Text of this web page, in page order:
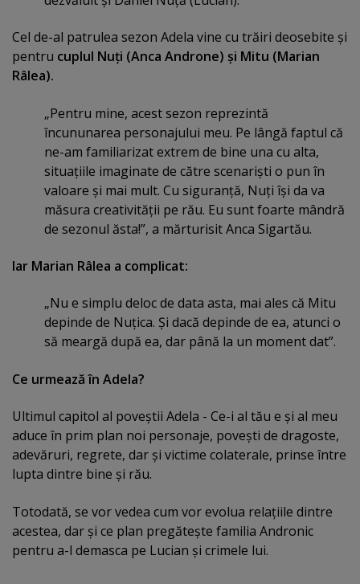
Cel de-al patrulea sezon Adela vine cu trăiri deosebite şi
pentru cuplul Nuţi (Anca Androne) şi Mitu (Marian
Râlea).
„Pentru mine, acest sezon reprezintă
încununarea personajului meu. Pe lângă faptul că
ne-am familiarizat extrem de bine una cu alta,
situaţiile imaginate de către scenarişti o pun în
valoare şi mai mult. Cu siguranţă, Nuţi îşi da va
măsura creativităţii pe rău. Eu sunt foarte mândră
de sezonul ăsta!”, a mărturisit Anca Sigartău.
Iar Marian Râlea a complicat:
„Nu e simplu deloc de data asta, mai ales că Mitu
depinde de Nuţica. Şi dacă depinde de ea, atunci o
să meargă după ea, dar până la un moment dat”.
Ce urmează în Adela?
Ultimul capitol al poveştii Adela - Ce-i al tău e şi al meu
aduce în prim plan noi personaje, poveşti de dragoste,
adevăruri, regrete, dar şi victime colaterale, prinse între
lupta dintre bine şi rău.
Totodată, se vor vedea cum vor evolua relaţiile dintre
acestea, dar şi ce plan pregăteşte familia Andronic
pentru a-l demasca pe Lucian şi crimele lui.